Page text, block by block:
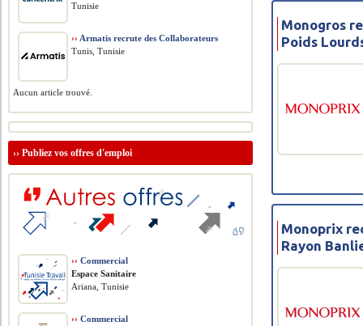
Monogros
Poids
Monoprix
Rayon
Tunisie
›› Armatis recrute des Collaborateurs
Tunis, Tunisie
Aucun article trouvé.
››Publiez vos offres d'emploi
›› Commercial
Espace Sanitaire
Ariana, Tunisie
›› Commercial